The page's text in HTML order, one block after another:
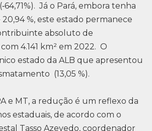
Já o Pará, embora tenha
%, este estado permanece
absoluto de
4.141 km² em 2022. O
estado da ALB que apresentou
(13,05 %).
e MT, a redução é um reflexo da
estaduais, de acordo com o
Tasso Azevedo, coordenador